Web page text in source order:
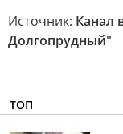
Источник: Канал
Долгопрудный"
ТОП